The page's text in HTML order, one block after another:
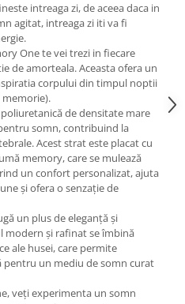
intreaga zi, de aceea daca in
agitat, intreaga zi iti va fi
One te vei trezi in fiecare
de amorteala. Aceasta ofera un
corpului din timpul noptii
de densitate mare
somn, contribuind la
Acest strat este placat cu
memory, care se mulează
un confort personalizat, ajuta
și ofera o senzație de
un plus de eleganță și
modern și rafinat se îmbină
ale husei, care permite
pentru un mediu de somn curat
veți experimenta un somn